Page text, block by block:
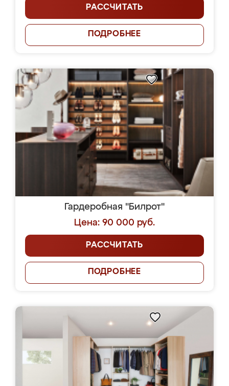
РАССЧИТАТЬ
ПОДРОБНЕЕ
Гардеробная "Билрот"
Цена: 90 000 руб.
РАССЧИТАТЬ
ПОДРОБНЕЕ